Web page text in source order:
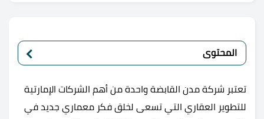
المحتوى
تعتبر شركة مدن القابضة واحدة من أهم الشركات الإمارتية
للتطوير العقاري التي تسعى لخلق فكر معماري جديد في